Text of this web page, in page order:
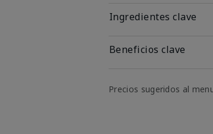
Ingredientes clave
Beneficios clave
Precios sugeridos al